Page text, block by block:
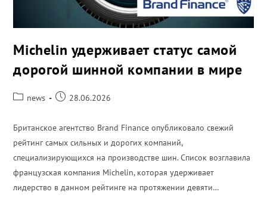
Michelin удерживает статус самой
дорогой шинной компании в мире
news 28.06.2026
Британское агентство Brand Finance опубликовало свежий
рейтинг самых сильных и дорогих компаний,
специализирующихся на производстве шин. Список возглавила
французская компания Michelin, которая удерживает
лидерство в данном рейтинге на протяжении девяти…